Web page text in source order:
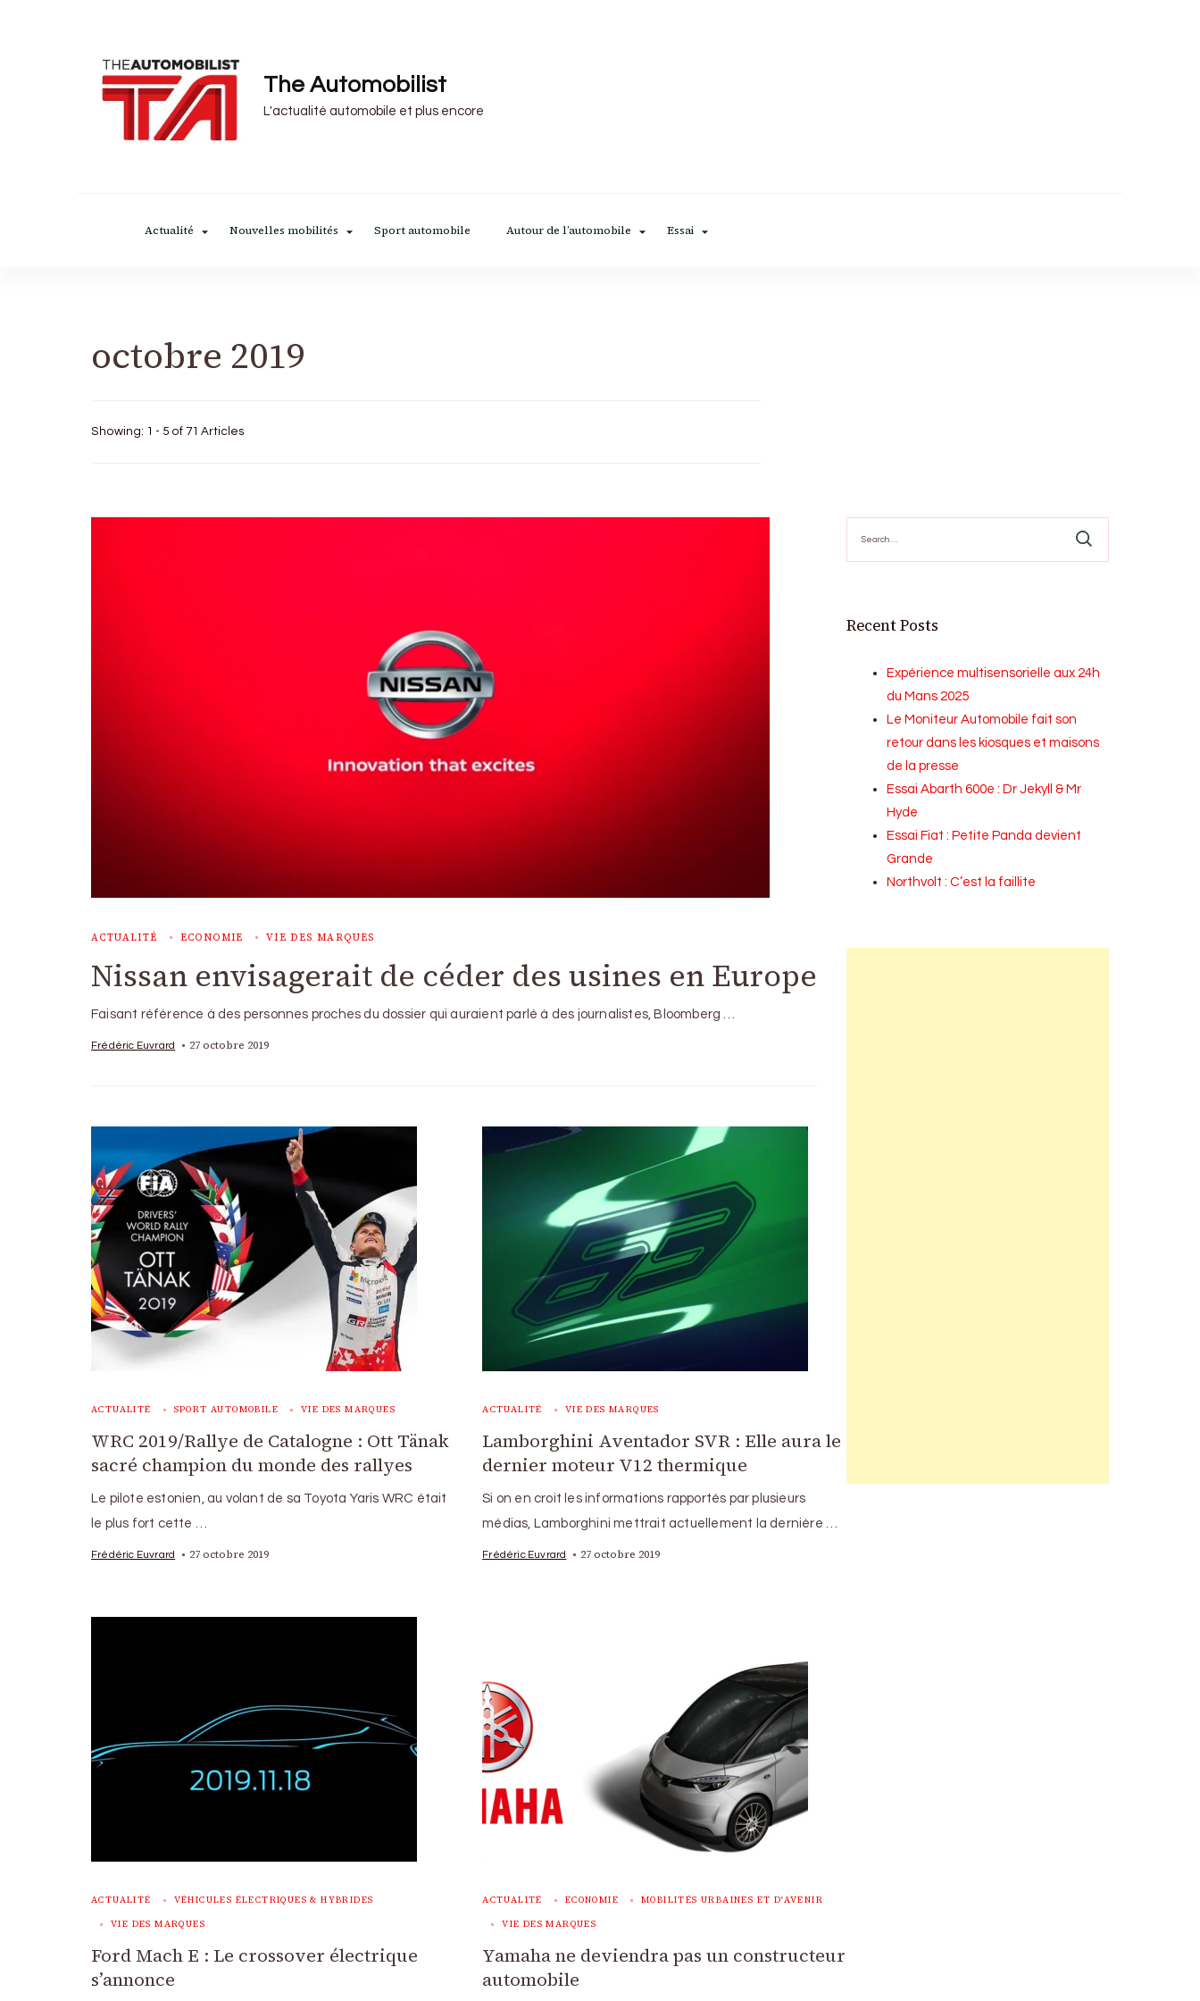
The Automobilist
L'actualité automobile et plus encore
Actualité Nouvelles mobilités Sport automobile Autour de l’automobile Essai
octobre 2019
Showing: 1 - 5 of 71 Articles
ACTUALITÉ ECONOMIE VIE DES MARQUES
Nissan envisagerait de céder des usines en Europe
Faisant référence à des personnes proches du dossier qui auraient parlé à des journalistes, Bloomberg …
Frédéric Euvrard 27 octobre 2019
ACTUALITÉ SPORT AUTOMOBILE VIE DES MARQUES
WRC 2019/Rallye de Catalogne : Ott Tänak
sacré champion du monde des rallyes
Le pilote estonien, au volant de sa Toyota Yaris WRC était
le plus fort cette …
Frédéric Euvrard 27 octobre 2019
ACTUALITÉ VIE DES MARQUES
Lamborghini Aventador SVR : Elle aura le
dernier moteur V12 thermique
Si on en croit les informations rapportés par plusieurs
médias, Lamborghini mettrait actuellement la dernière …
Frédéric Euvrard 27 octobre 2019
ACTUALITÉ VÉHICULES ÉLECTRIQUES & HYBRIDES
VIE DES MARQUES
Ford Mach E : Le crossover électrique
s’annonce
ACTUALITÉ ECONOMIE MOBILITÉS URBAINES ET D'AVENIR
VIE DES MARQUES
Yamaha ne deviendra pas un constructeur
automobile
for:
Recent Posts
Expérience multisensorielle aux 24h
du Mans 2025
Le Moniteur Automobile fait son
retour dans les kiosques et maisons
de la presse
Essai Abarth 600e : Dr Jekyll & Mr
Hyde
Essai Fiat : Petite Panda devient
Grande
Northvolt : C’est la faillite